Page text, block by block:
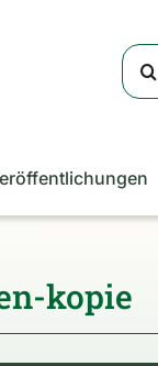
Suche
nach:
kopie